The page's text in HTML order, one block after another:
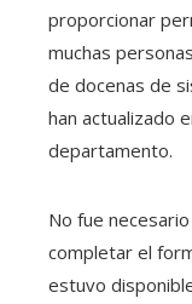
proporcionar
muchas
de docenas de
han actualizado
departamento.
No fue
completar el
estuvo